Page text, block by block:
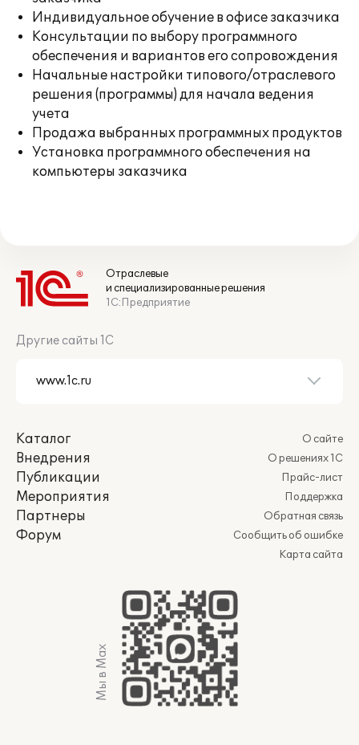
Индивидуальное обучение в офисе заказчика
Консультации по выбору программного
обеспечения и вариантов его сопровождения
Начальные настройки типового/отраслевого
решения (программы) для начала ведения
учета
Продажа выбранных программных продуктов
Установка программного обеспечения на
компьютеры заказчика
Отраслевые
и специализированные решения
1С:Предприятие
Другие сайты 1С
Каталог
Внедрения
Публикации
Мероприятия
Партнеры
Форум
О сайте
О решениях 1С
Прайс-лист
Поддержка
Обратная связь
Сообщить об ошибке
Карта сайта
Мы в Max